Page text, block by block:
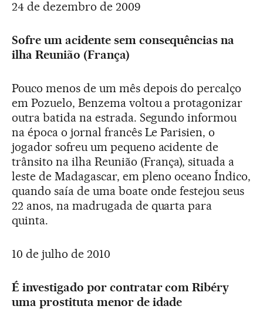
24 de dezembro de 2009
Sofre um acidente sem consequências na
ilha Reunião (França)
Pouco menos de um mês depois do percalço
em Pozuelo, Benzema voltou a protagonizar
outra batida na estrada. Segundo informou
na época o jornal francês Le Parisien, o
jogador sofreu um pequeno acidente de
trânsito na ilha Reunião (França), situada a
leste de Madagascar, em pleno oceano Índico,
quando saía de uma boate onde festejou seus
22 anos, na madrugada de quarta para
quinta.
10 de julho de 2010
É investigado por contratar com Ribéry
uma prostituta menor de idade